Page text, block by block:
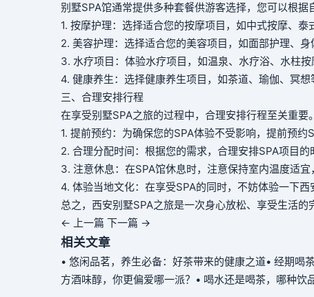
别墅SPA馆通常提供多种套餐供游客选择，您可以根据
1. 按摩护理：选择适合您的按摩项目，如中式按摩、
2. 美容护理：选择适合您的美容项目，如面部护理、身
3. 水疗项目：体验水疗项目，如温泉、水疗浴、水柱按
4. 健康养生：选择健康养生项目，如茶道、瑜伽、冥想
三、合理安排行程
在享受别墅SPA之旅的过程中，合理安排行程至关重要
1. 提前预约：为确保您的SPA体验不受影响，提前预约
2. 合理分配时间：根据您的需求，合理安排SPA项目的
3. 注意休息：在SPA馆休息时，注意保持室内温度适
4. 体验当地文化：在享受SPA的同时，不妨体验一下
总之，西安别墅SPA之旅是一次身心放松、享受生活
← 上一篇 下一篇 →
相关文章
• 悠闲品茗，养生必备：好茶带来的健康之道• 经期喝
方酒味醇，你更偏爱哪一派？ • 喝水还是喝茶，哪种饮